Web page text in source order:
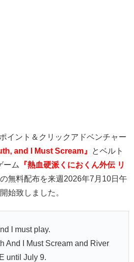
イント＆クリックアドベンチャー
and I Must Scream』
とベルト
ーム
『熱血硬派くにおくん外伝 リ
の無料配布を来週2026年7月10日午
始致しました。
I must play.
And I Must Scream and River
until July 9.